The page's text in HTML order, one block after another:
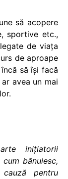
să acopere
sportive etc.,
de viaţa
de aproape
să îşi facă
avea un mai
iniţiatorii
bănuiesc,
pentru